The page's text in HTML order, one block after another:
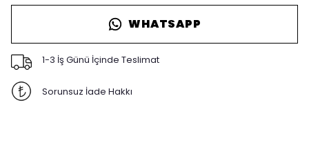
WHATSAPP
1-3 İş Günü İçinde Teslimat
Sorunsuz İade Hakkı